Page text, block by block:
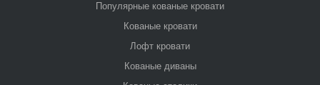
Популярные кованые кровати
Кованые кровати
Лофт кровати
Кованые диваны